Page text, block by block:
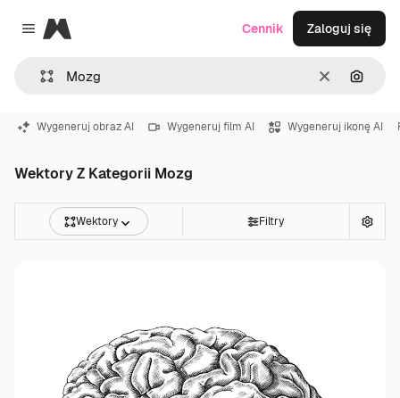
Close menu
Magnific
WyczyśćSzukaj
Cennik Zaloguj się
Wygeneruj obraz AI Wygeneruj film AI Wygeneruj ikonę AI
Wektory Z Kategorii Mozg
Wektory Filtry